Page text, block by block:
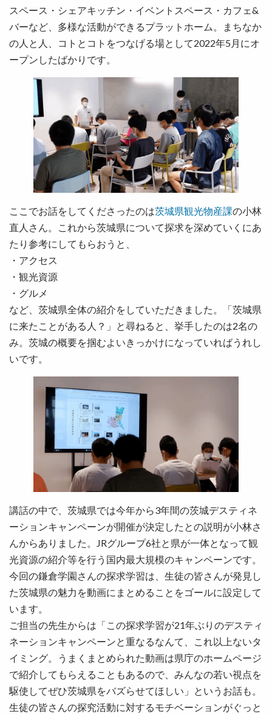
スペース・シェアキッチン・イベントスペース・カフェ&
バーなど、多様な活動ができるプラットホーム。まちなか
の人と人、コトとコトをつなげる場として2022年5月にオ
ープンしたばかりです。
ここでお話をしてくださったのは茨城県観光物産課の小林
直人さん。これから茨城県について探求を深めていくにあ
たり参考にしてもらおうと、
・アクセス
・観光資源
・グルメ
など、茨城県全体の紹介をしていただきました。「茨城県
に来たことがある人？」と尋ねると、挙手したのは2名の
み。茨城の概要を掴むよいきっかけになっていればうれし
いです。
講話の中で、茨城県では今年から3年間の茨城デスティネ
ーションキャンペーンが開催が決定したとの説明が小林さ
んからありました。JRグループ6社と県が一体となって観
光資源の紹介等を行う国内最大規模のキャンペーンです。
今回の鎌倉学園さんの探求学習は、生徒の皆さんが発見し
た茨城県の魅力を動画にまとめることをゴールに設定して
います。
ご担当の先生からは「この探求学習が21年ぶりのデスティ
ネーションキャンペーンと重なるなんて、これ以上ないタ
イミング。うまくまとめられた動画は県庁のホームページ
で紹介してもらえることもあるので、みんなの若い視点を
駆使してぜひ茨城県をバズらせてほしい」というお話も。
生徒の皆さんの探究活動に対するモチベーションがぐっと